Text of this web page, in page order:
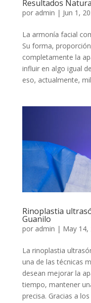
Resultados
por admin | Jun 1,
La armonía facial
Su forma,
completamente la
influir en algo igual
eso, actualmente,
Rinoplastia
Guanilo
por admin | May 14,
La rinoplastia
una de las técnicas
desean mejorar la
tiempo, mantener
precisa. Gracias a